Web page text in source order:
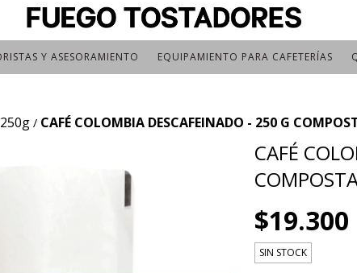
Y ASESORAMIENTO EQUIPAMIENTO PARA CAFETERÍAS
/ CAFÉ COLOMBIA DESCAFEINADO - 250 G
CAFÉ
$19.300
SIN STOCK